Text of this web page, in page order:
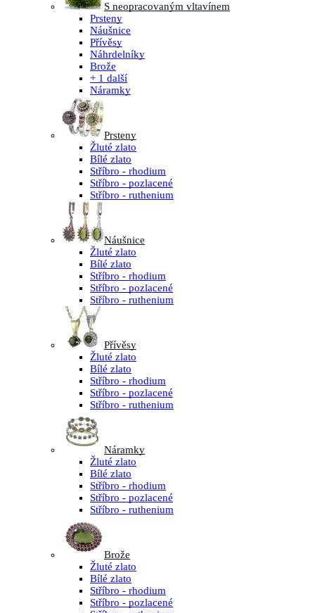
S neopracovaným vltavínem
Prsteny
Náušnice
Přívěsy
Náhrdelníky
Brože
+ 1 další
Náramky
Prsteny
Žluté zlato
Bílé zlato
Stříbro - rhodium
Stříbro - pozlacené
Stříbro - ruthenium
Náušnice
Žluté zlato
Bílé zlato
Stříbro - rhodium
Stříbro - pozlacené
Stříbro - ruthenium
Přívěsy
Žluté zlato
Bílé zlato
Stříbro - rhodium
Stříbro - pozlacené
Stříbro - ruthenium
Náramky
Žluté zlato
Bílé zlato
Stříbro - rhodium
Stříbro - pozlacené
Stříbro - ruthenium
Brože
Žluté zlato
Bílé zlato
Stříbro - rhodium
Stříbro - pozlacené